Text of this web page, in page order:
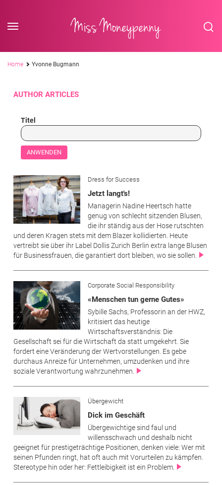
Miss Moneypenny
Pfadnavigation
Home Yvonne Bugmann
AUTHOR ARTICLES
Titel
Dress for Success
Jetzt langt's!
Managerin Nadine Heertsch hatte
genug von schlecht sitzenden Blusen,
die ihr ständig aus der Hose rutschten
und deren Kragen stets mit dem Blazer kollidierten. Heute
vertreibt sie über ihr Label Dollis Zurich Berlin extra lange Blusen
für Businessfrauen, die garantiert dort bleiben, wo sie sollen.
Corporate Social Responsibility
«Menschen tun gerne Gutes»
Sybille Sachs, Professorin an der HWZ,
kritisiert das heutige
Wirtschaftsverständnis: Die
Gesellschaft sei für die Wirtschaft da statt umgekehrt. Sie
fordert eine Veränderung der Wertvorstellungen. Es gebe
durchaus Anreize für Unternehmen, umzudenken und ihre
soziale Verantwortung wahrzunehmen.
Übergewicht
Dick im Geschäft
Übergewichtige sind faul und
willensschwach und deshalb nicht
geeignet für prestigeträchtige Positionen, denken viele: Wer mit
seinen Pfunden ringt, hat oft auch mit Vorurteilen zu kämpfen.
Stereotype hin oder her: Fettleibigkeit ist ein Problem.